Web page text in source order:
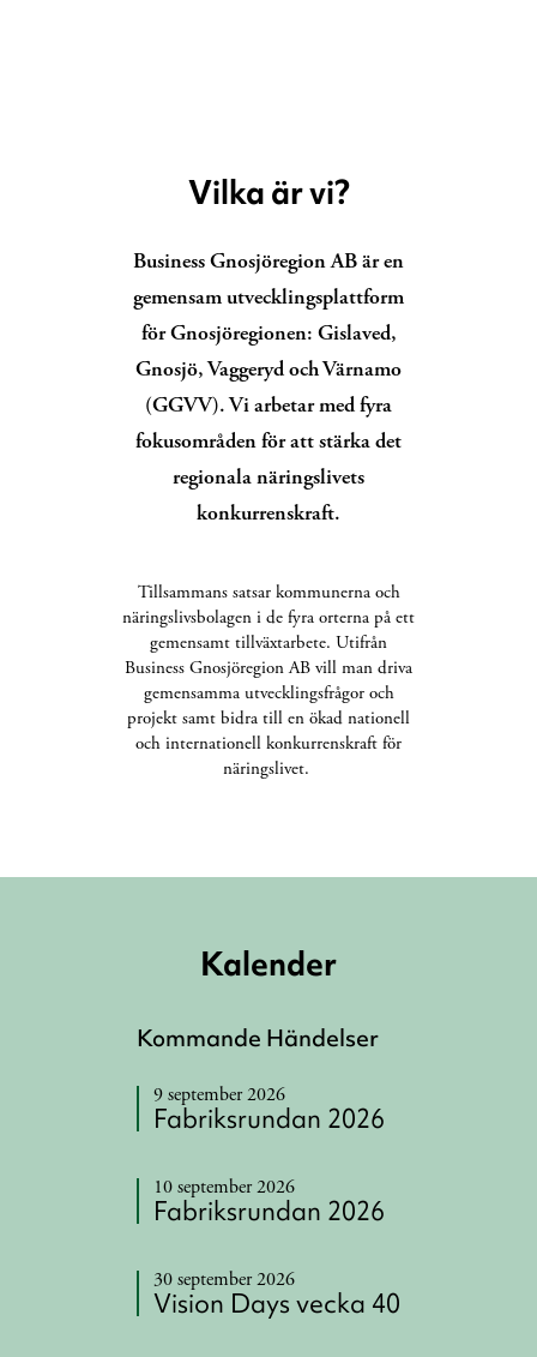
Vilka är vi?
Business Gnosjöregion AB är en
gemensam utvecklingsplattform
för Gnosjöregionen: Gislaved,
Gnosjö, Vaggeryd och Värnamo
(GGVV). Vi arbetar med fyra
fokusområden för att stärka det
regionala näringslivets
konkurrenskraft.
Tillsammans satsar kommunerna och
näringslivsbolagen i de fyra orterna på ett
gemensamt tillväxtarbete. Utifrån
Business Gnosjöregion AB vill man driva
gemensamma utvecklingsfrågor och
projekt samt bidra till en ökad nationell
och internationell konkurrenskraft för
näringslivet.
Kalender
Kommande Händelser
9 september 2026
Fabriksrundan 2026
10 september 2026
Fabriksrundan 2026
30 september 2026
Vision Days vecka 40